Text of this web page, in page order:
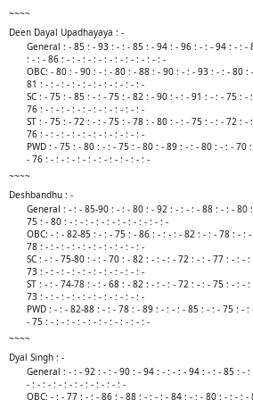
~~~~
Deen Dayal Upadhayaya : -
General : - 85 : - 93 : - : - 85 : - 94 : - 96 : - : - 94 : - : -
: - : - 86 : - : - : - : - : - : - : - : - : - : -
OBC: - 80 : - 90 : - : - 80 : - 88 : - 90 : - : - 93 : - : - 80
81 : - : - : - : - : - : - : - : - : - : -
SC : - 75 : - 85 : - : - 75 : - 82 : - 90 : - : - 91 : - : - 75 :
76 : - : - : - : - : - : - : - : - : - : -
ST : - 75 : - 72 : - : - 75 : - 78 : - 80 : - : - 75 : - : - 72 : -
76 : - : - : - : - : - : - : - : - : - : -
PWD : - 75 : - 80 : - : - 75 : - 80 : - 89 : - : - 80 : - : - 70
- 76 : - : - : - : - : - : - : - : - : - : -​
~~~~
Deshbandhu : -
General : - : - 85-90 : - : - 80 : - 92 : - : - : - 88 : - : - 80
75 : - 80 : - : - : - : - : - : - : - : - : - : -
OBC: - : - 82-85 : - : - 75 : - 86 : - : - : - 82 : - : - 78 : - :
78 : - : - : - : - : - : - : - : - : - : -
SC : - : - 75-80 : - : - 70 : - 82 : - : - : - 72 : - : - 77 : - : -
73 : - : - : - : - : - : - : - : - : - : -
ST : - : - 74-78 : - : - 68 : - 82 : - : - : - 72 : - : - 75 : - : -
73 : - : - : - : - : - : - : - : - : - : -
PWD : - : - 82-88 : - : - 78 : - 89 : - : - : - 85 : - : - 75 : -
- 75 : - : - : - : - : - : - : - : - : - : -​
~~~~
Dyal Singh : -
General : - : - 92 : - : - 90 : - 94 : - : - : - 94 : - : - 85 : -
- : - : - : - : - : - : - : - : - : -
OBC: - : - 77 : - : - 86 : - 88 : - : - : - 84 : - : - 80 : - : - :